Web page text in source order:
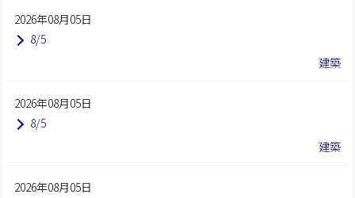
2026年08月05日
8/5
建築
2026年08月05日
8/5
建築
2026年08月05日